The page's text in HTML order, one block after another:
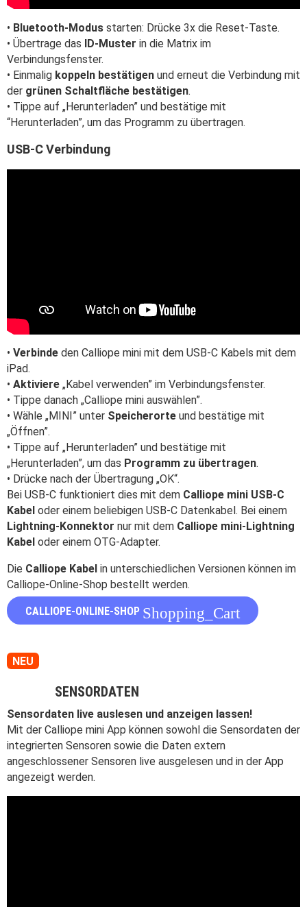
• Bluetooth-Modus starten: Drücke 3x die Reset-Taste.
• Übertrage das ID-Muster in die Matrix im
Verbindungsfenster.
• Einmalig koppeln bestätigen und erneut die Verbindung mit
der grünen Schaltfläche bestätigen.
• Tippe auf „Herunterladen” und bestätige mit
“Herunterladen”, um das Programm zu übertragen.
USB-C Verbindung
• Verbinde den Calliope mini mit dem USB-C Kabels mit dem
iPad.
• Aktiviere „Kabel verwenden” im Verbindungsfenster.
• Tippe danach „Calliope mini auswählen”.
• Wähle „MINI” unter Speicherorte und bestätige mit
„Öffnen”.
• Tippe auf „Herunterladen” und bestätige mit
„Herunterladen”, um das Programm zu übertragen.
• Drücke nach der Übertragung „OK“.
Bei USB-C funktioniert dies mit dem Calliope mini USB-C
Kabel oder einem beliebigen USB-C Datenkabel. Bei einem
Lightning-Konnektor nur mit dem Calliope mini-Lightning
Kabel oder einem OTG-Adapter.
Die Calliope Kabel in unterschiedlichen Versionen können im
Calliope-Online-Shop bestellt werden.
CALLIOPE-ONLINE-SHOP Shopping_Cart
NEU
SENSORDATEN
Sensordaten live auslesen und anzeigen lassen!
Mit der Calliope mini App können sowohl die Sensordaten der
integrierten Sensoren sowie die Daten extern
angeschlossener Sensoren live ausgelesen und in der App
angezeigt werden.